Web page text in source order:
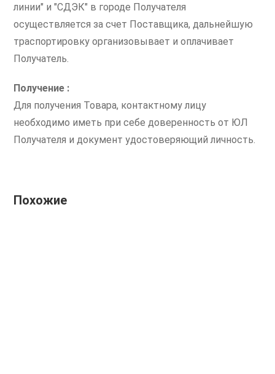
линии" и "СДЭК" в городе Получателя
осуществляется за счет Поставщика, дальнейшую
траспортировку организовывает и оплачивает
Получатель.
Получение :
Для получения Товара, контактному лицу
необходимо иметь при себе доверенность от ЮЛ
Получателя и документ удостоверяющий личность.
Похожие